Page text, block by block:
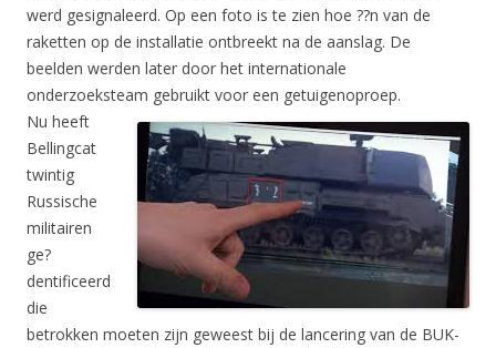
werd gesignaleerd. Op een foto is te zien hoe ??n van de
raketten op de installatie ontbreekt na de aanslag. De
beelden werden later door het internationale
onderzoeksteam gebruikt voor een getuigenoproep.
Nu heeft
Bellingcat
twintig
Russische
militairen
ge?
dentificeerd
die
betrokken moeten zijn geweest bij de lancering van de BUK-